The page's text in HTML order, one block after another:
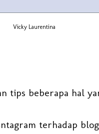
Vicky Laurentina
tips beberapa hal
terhadap blog